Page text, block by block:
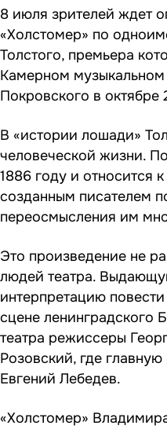
8 июля зрителей ждет
«Холстомер» по
Толстого, премьера
Камерном
Покровского в октябре
В «истории лошади»
человеческой жизни.
1886 году и относится
созданным писателем
переосмысления им
Это произведение не
людей театра.
интерпретацию
сцене ленинградского
театра режиссеры
Розовский, где
Евгений Лебедев.
«Холстомер»